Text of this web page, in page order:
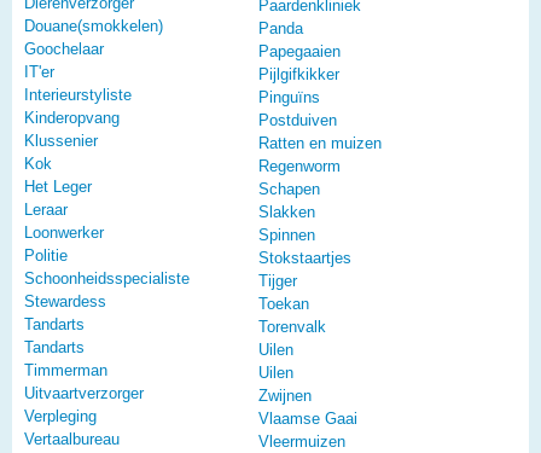
Douane(smokkelen)
Goochelaar
IT'er
Interieurstyliste
Kinderopvang
Klussenier
Kok
Het Leger
Leraar
Loonwerker
Politie
Schoonheidsspecialiste
Stewardess
Tandarts
Tandarts
Timmerman
Uitvaartverzorger
Verpleging
Vertaalbureau
Paardenkliniek
Panda
Papegaaien
Pijlgifkikker
Pinguïns
Postduiven
Ratten en muizen
Regenworm
Schapen
Slakken
Spinnen
Stokstaartjes
Tijger
Toekan
Torenvalk
Uilen
Uilen
Zwijnen
Vlaamse Gaai
Vleermuizen